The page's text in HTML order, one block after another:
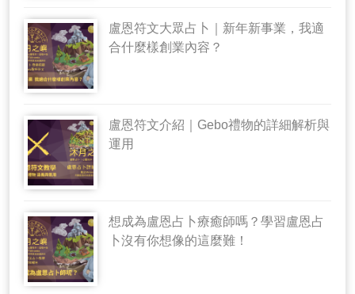
盧恩符文大眾占卜｜新年新事業，我適
合什麼樣創業內容？
盧恩符文介紹｜Gebo禮物的詳細解析與
運用
想成為盧恩占卜療癒師嗎？學習盧恩占
卜沒有你想像的這麼難！